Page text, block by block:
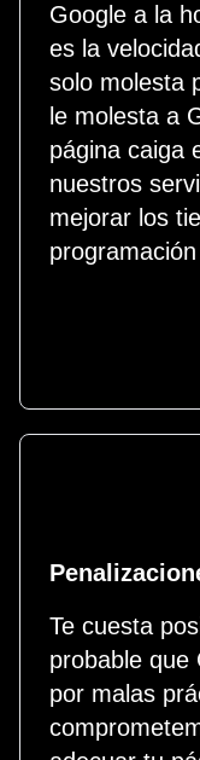
Google a la
es la
solo molesta
le molesta a
página caiga
nuestros
mejorar los
Te cuesta
probable que
por malas